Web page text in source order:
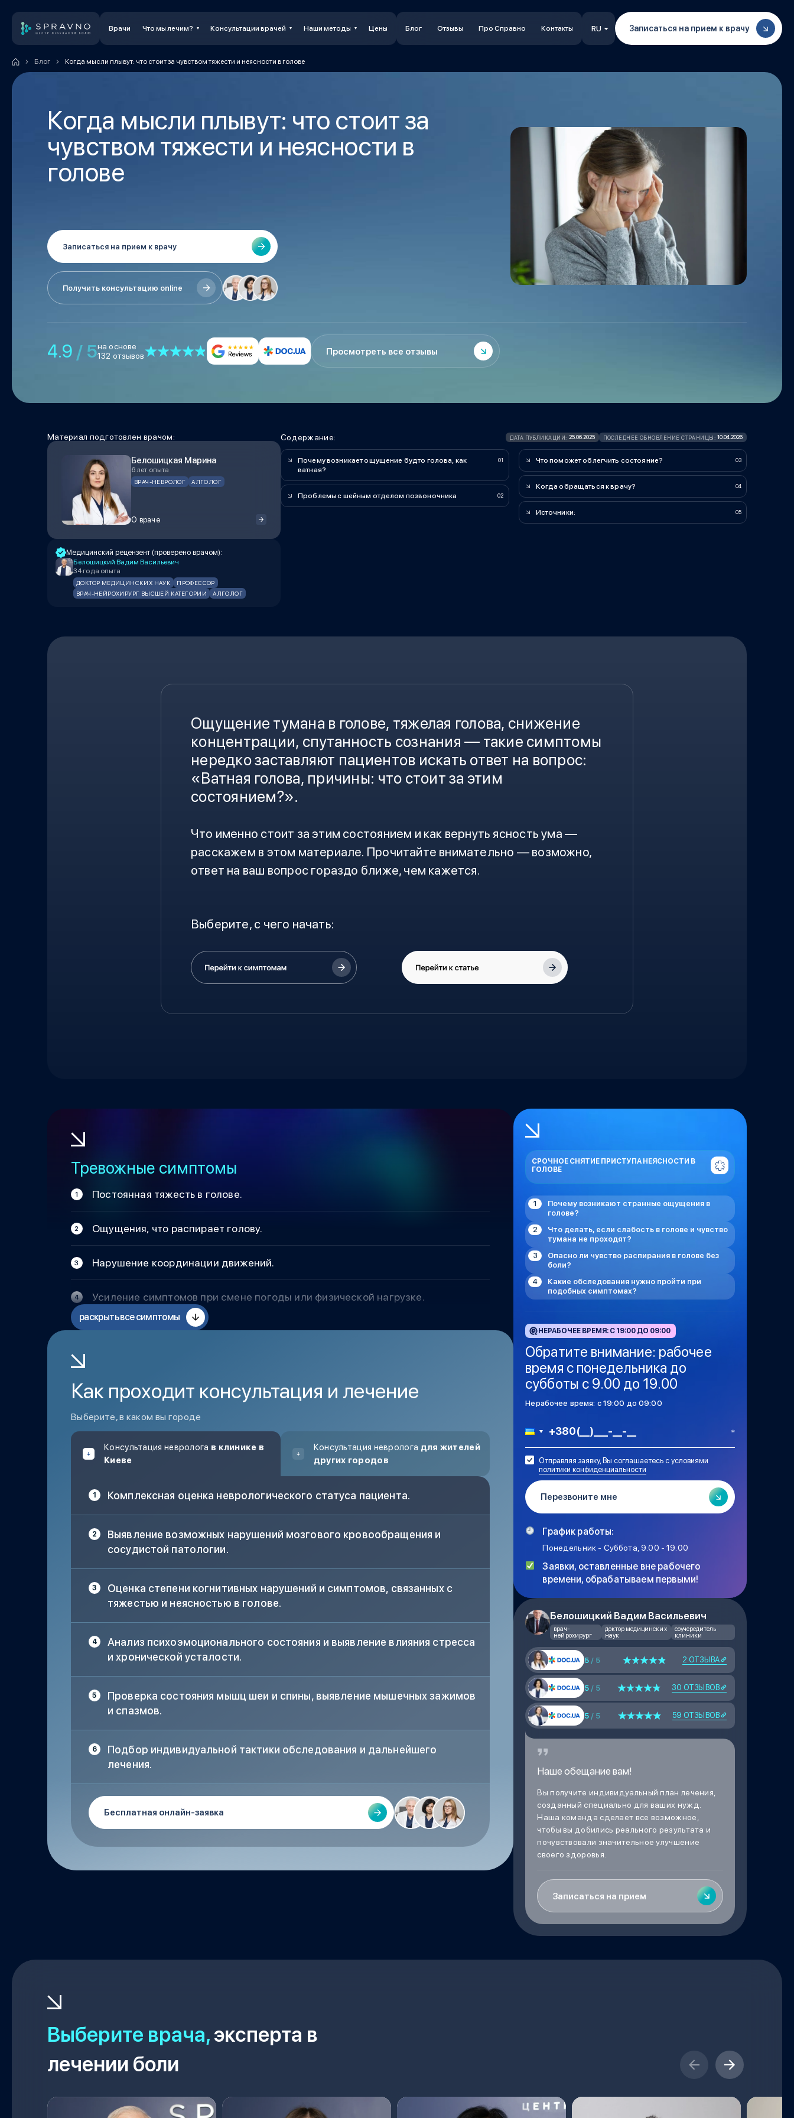
Врачи Что мы лечим? Консультации врачей Наши методы Цены Блог Отзывы Про Справно Контакты RU Записаться на прием к врачу
Блог Когда мысли плывут: что стоит за чувством тяжести и неясности в голове
Когда мысли плывут: что стоит за
чувством тяжести и неясности в
голове
Записаться на прием к врачу
Получить консультацию online
4.9 / 5на основе
132 отзывов
Просмотреть все отзывы
Материал подготовлен врачом:
Белошицкая Марина
6 лет опыта
ВРАЧ-НЕВРОЛОГ АЛГОЛОГ
О враче
Медицинский рецензент (проверено врачом):
Белошицкий Вадим Васильевич
34 года опыта
ДОКТОР МЕДИЦИНСКИХ НАУК
ПРОФЕССОР
ВРАЧ-НЕЙРОХИРУРГ ВЫСШЕЙ КАТЕГОРИИ
АЛГОЛОГ
Содержание: ДАТА ПУБЛИКАЦИИ: 25.06.2025 ПОСЛЕДНЕЕ ОБНОВЛЕНИЕ СТРАНИЦЫ: 10.04.2026
Почему возникает ощущение будто голова, как
ватная?
Проблемы с шейным отделом позвоночника
Что поможет облегчить состояние?
Когда обращаться к врачу?
Источники:
Ощущение тумана в голове, тяжелая голова, снижение
концентрации, спутанность сознания — такие симптомы
нередко заставляют пациентов искать ответ на вопрос:
«Ватная голова, причины: что стоит за этим
состоянием?».
Что именно стоит за этим состоянием и как вернуть ясность ума —
расскажем в этом материале. Прочитайте внимательно — возможно,
ответ на ваш вопрос гораздо ближе, чем кажется.
Выберите, с чего начать:
Тревожные симптомы
Постоянная тяжесть в голове.
Ощущения, что распирает голову.
Нарушение координации движений.
Усиление симптомов при смене погоды или физической нагрузке.
Паническая атака на фоне неясных ощущений в голове.
раскрыть все симптомы
Как проходит консультация и лечение
Выберите, в каком вы городе
Консультация невролога в клинике в
Киеве
Консультация невролога для жителей
других городов
Комплексная оценка неврологического статуса пациента.
Выявление возможных нарушений мозгового кровообращения и
сосудистой патологии.
Оценка степени когнитивных нарушений и симптомов, связанных с
тяжестью и неясностью в голове.
Анализ психоэмоционального состояния и выявление влияния стресса
и хронической усталости.
Проверка состояния мышц шеи и спины, выявление мышечных зажимов
и спазмов.
Подбор индивидуальной тактики обследования и дальнейшего
лечения.
Бесплатная онлайн-заявка
СРОЧНОЕ СНЯТИЕ ПРИСТУПА НЕЯСНОСТИ В
ГОЛОВЕ
Почему возникают странные ощущения в
голове?
Что делать, если слабость в голове и чувство
тумана не проходят?
Опасно ли чувство распирания в голове без
боли?
Какие обследования нужно пройти при
подобных симптомах?
НЕРАБОЧЕЕ ВРЕМЯ: C 19:00 ДО 09:00
Обратите внимание: рабочее
время с понедельника до
субботы с 9.00 до 19.00
Нерабочее время: c 19:00 до 09:00
Отправляя заявку, Вы соглашаетесь с условиями
политики конфиденциальности
График работы:
Понедельник - Суббота, 9.00 - 19.00
Заявки, оставленные вне рабочего
времени, обрабатываем первыми!
Белошицкий Вадим Васильевич
врач-
нейрохирург
доктор медицинских
наук
соучередитель
клиники
5 / 5 2 ОТЗЫВА
5 / 5 30 ОТЗЫВОВ
5 / 5 59 ОТЗЫВОВ
Наше обещание вам!
Вы получите индивидуальный план лечения,
созданный специально для ваших нужд.
Наша команда сделает все возможное,
чтобы вы добились реального результата и
почувствовали значительное улучшение
своего здоровья.
Записаться на прием
Выберите врача,эксперта в
лечении боли